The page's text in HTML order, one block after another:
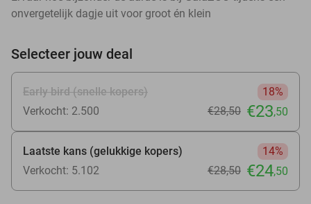
onvergetelijk dagje uit voor groot én klein
Selecteer jouw deal
Early bird (snelle kopers)
18%
Verkocht: 2.500
€28,50 €23,50
Laatste kans (gelukkige kopers)
14%
Verkocht: 5.102
€28,50 €24,50